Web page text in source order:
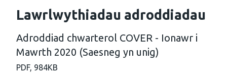
Lawrlwythiadau adroddiadau
Adroddiad chwarterol COVER - Ionawr i
Mawrth 2020 (Saesneg yn unig)
PDF, 984KB